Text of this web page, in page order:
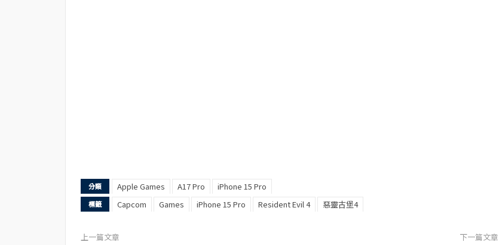
分類 Apple Games A17 Pro iPhone 15 Pro
標籤 Capcom Games iPhone 15 Pro Resident Evil 4 惡靈古堡4
上一篇文章 下一篇文章